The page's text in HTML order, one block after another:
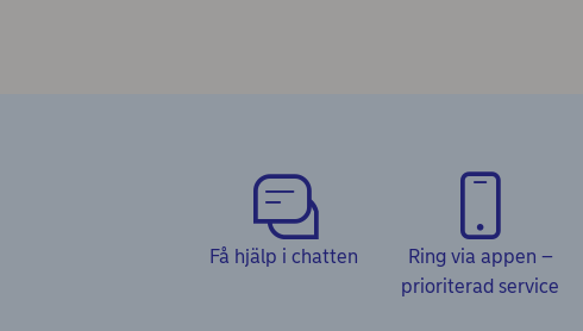
Få hjälp i chatten
Ring via appen –
prioriterad service